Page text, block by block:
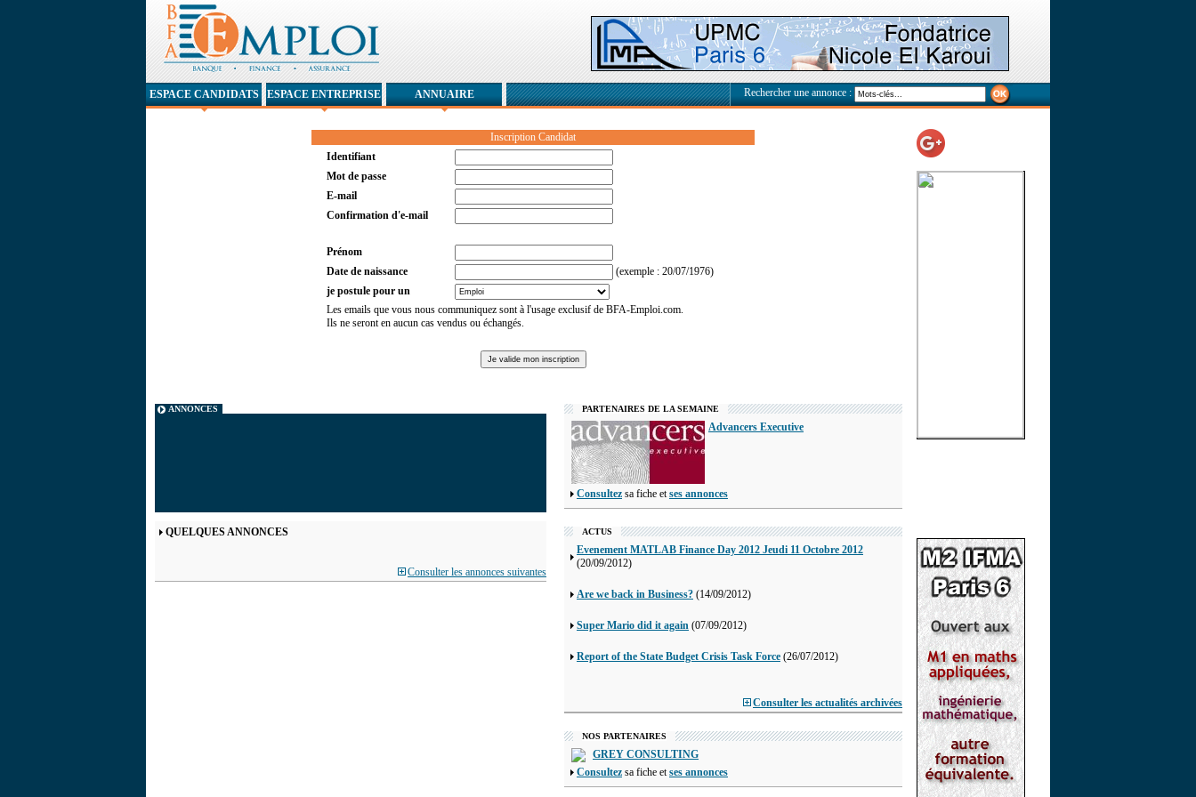
Inscription Candidat
Identifiant
Mot de passe
E-mail
Confirmation d'e-mail
Prénom
Date de naissance
(exemple : 20/07/1976)
je postule pour un
Les emails que vous nous communiquez sont à l'usage exclusif de BFA-Emploi.com.
Ils ne seront en aucun cas vendus ou échangés.
ANNONCES
QUELQUES ANNONCES
Consulter les annonces suivantes
PARTENAIRES DE LA SEMAINE
Advancers Executive
Consultez sa fiche etses annonces
ACTUS
Evenement MATLAB Finance Day 2012 Jeudi 11 Octobre 2012
(20/09/2012)
Are we back in Business? (14/09/2012)
Super Mario did it again (07/09/2012)
Report of the State Budget Crisis Task Force (26/07/2012)
Consulter les actualités archivées
NOS PARTENAIRES
GREY CONSULTING
Consultez sa fiche etses annonces
ESPACE CANDIDATS ESPACE ENTREPRISE ANNUAIRE Rechercher une annonce :